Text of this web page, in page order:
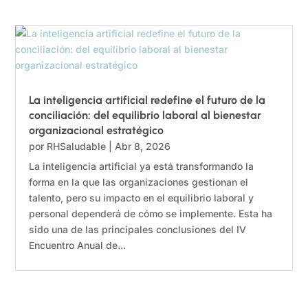
La inteligencia artificial redefine el futuro de la
conciliación: del equilibrio laboral al bienestar
organizacional estratégico
por RHSaludable
Abr 8, 2026
La inteligencia artificial ya está transformando la
forma en la que las organizaciones gestionan el
talento, pero su impacto en el equilibrio laboral y
personal dependerá de cómo se implemente. Esta ha
sido una de las principales conclusiones del IV
Encuentro Anual de...